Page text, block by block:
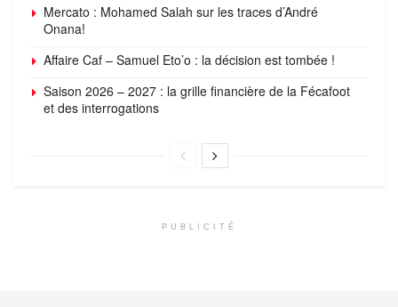
Mercato : Mohamed Salah sur les traces d’André
Onana!
Affaire Caf – Samuel Eto’o : la décision est tombée !
Saison 2026 – 2027 : la grille financière de la Fécafoot
et des interrogations
PUBLICITÉ